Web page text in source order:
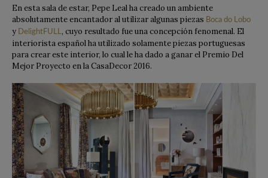
En esta sala de estar, Pepe Leal ha creado un ambiente
absolutamente encantador al utilizar algunas piezas Boca do Lobo
y DelightFULL, cuyo resultado fue una concepción fenomenal. El
interiorista español ha utilizado solamente piezas portuguesas
para crear este interior, lo cual le ha dado a ganar el Premio Del
Mejor Proyecto en la CasaDecor 2016.